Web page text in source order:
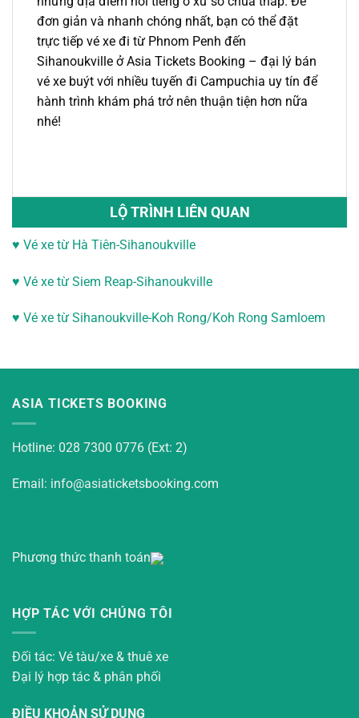
đơn giản và nhanh chóng nhất, bạn có thể đặt
trực tiếp vé xe đi từ Phnom Penh đến
Sihanoukville ở Asia Tickets Booking – đại lý bán
vé xe buýt với nhiều tuyến đi Campuchia uy tín để
hành trình khám phá trở nên thuận tiện hơn nữa
nhé!
LỘ TRÌNH LIÊN QUAN
♥ Vé xe từ Hà Tiên-Sihanoukville
♥ Vé xe từ Siem Reap-Sihanoukville
♥ Vé xe từ Sihanoukville-Koh Rong/Koh Rong Samloem
ASIA TICKETS BOOKING
Hotline: 028 7300 0776 (Ext: 2)
Email: info@asiaticketsbooking.com
Phương thức thanh toán
HỢP TÁC VỚI CHÚNG TÔI
Đối tác: Vé tàu/xe & thuê xe
Đại lý hợp tác & phân phối
ĐIỀU KHOẢN SỬ DỤNG